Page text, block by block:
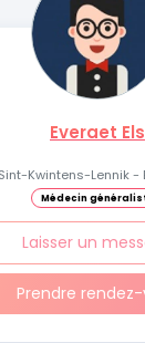
Everaet Els
Sint-Kwintens-Lennik -
Médecin
Laisser un
Prendre